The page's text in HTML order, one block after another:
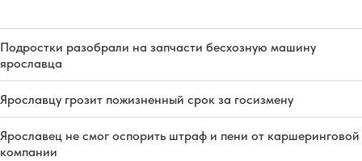
Подростки разобрали на запчасти бесхозную машину
ярославца
Ярославцу грозит пожизненный срок за госизмену
Ярославец не смог оспорить штраф и пени от каршеринговой
компании